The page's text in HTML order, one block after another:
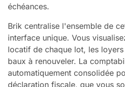
échéances.
Brik centralise l'ensemble de
interface unique. Vous
locatif de chaque lot, les
baux à renouveler. La
automatiquement consolidée
déclaration fiscale, que vous